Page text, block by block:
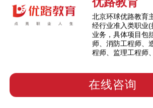
北京环球优路教育
经行业准入类职业(
业务，具体项目
师、消防工程师、
程师、监理工程师
在线咨询